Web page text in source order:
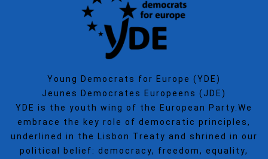
Young Democrats for Europe (YDE)
Jeunes Democrates Europeens (JDE)
YDE is the youth wing of the European Party.We
embrace the key role of democratic principles,
underlined in the Lisbon Treaty and shrined in our
political belief: democracy, freedom, equality,